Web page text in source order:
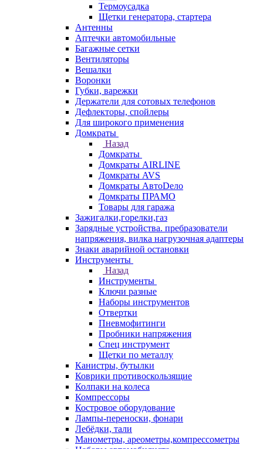
Термоусадка
Щетки генератора, стартера
Антенны
Аптечки автомобильные
Багажные сетки
Вентиляторы
Вешалки
Воронки
Губки, варежки
Держатели для сотовых телефонов
Дефлекторы, спойлеры
Для широкого применения
Домкраты
Назад
Домкраты
Домкраты AIRLINE
Домкраты AVS
Домкраты АвтоDело
Домкраты ПРАМО
Товары для гаража
Зажигалки,горелки,газ
Зарядные устройства. пребразователи
напряжения, вилка нагрузочная адаптеры
Знаки аварийной остановки
Инструменты
Назад
Инструменты
Ключи разные
Наборы инструментов
Отвертки
Пневмофитинги
Пробники напряжения
Спец инструмент
Щетки по металлу
Канистры, бутылки
Коврики противоскользящие
Колпаки на колеса
Компрессоры
Костровое оборудование
Лампы-переноски, фонари
Лебёдки, тали
Манометры, ареометры,компрессометры